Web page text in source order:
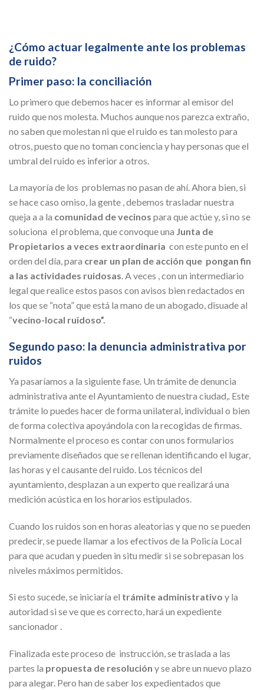
¿Cómo actuar legalmente ante los problemas
de ruido?
Primer paso: la conciliación
Lo primero que debemos hacer es informar al emisor del
ruido que nos molesta. Muchos aunque nos parezca extraño,
no saben que molestan ni que el ruido es tan molesto para
otros, puesto que no toman conciencia y hay personas que el
umbral del ruido es inferior a otros.
La mayoría de los problemas no pasan de ahí. Ahora bien, si
se hace caso omiso, la gente , debemos trasladar nuestra
queja a a la comunidad de vecinos para que actúe y, si no se
soluciona el problema, que convoque una Junta de
Propietarios a veces extraordinaria con este punto en el
orden del día, para crear un plan de acción que pongan fin
a las actividades ruidosas. A veces , con un intermediario
legal que realice estos pasos con avisos bien redactados en
los que se “nota” que está la mano de un abogado, disuade al
“vecino-local ruidoso”.
Segundo paso: la denuncia administrativa por
ruidos
Ya pasaríamos a la siguiente fase. Un trámite de denuncia
administrativa ante el Ayuntamiento de nuestra ciudad,. Este
trámite lo puedes hacer de forma unilateral, individual o bien
de forma colectiva apoyándola con la recogidas de firmas.
Normalmente el proceso es contar con unos formularios
previamente diseñados que se rellenan identificando el lugar,
las horas y el causante del ruido. Los técnicos del
ayuntamiento, desplazan a un experto que realizará una
medición acústica en los horarios estipulados.
Cuando los ruidos son en horas aleatorias y que no se pueden
predecir, se puede llamar a los efectivos de la Policía Local
para que acudan y pueden in situ medir si se sobrepasan los
niveles máximos permitidos.
Si esto sucede, se iniciaría el trámite administrativo y la
autoridad si se ve que es correcto, hará un expediente
sancionador .
Finalizada este proceso de instrucción, se traslada a las
partes la propuesta de resolución y se abre un nuevo plazo
para alegar. Pero han de saber los expedientados que